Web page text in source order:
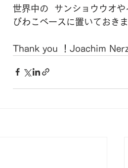
世界中の  サンショウウオや
びわこベースに置いておき
Thank you ！Joachim